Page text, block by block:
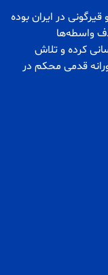
وقیرگونی در ایران بوده
واسطه‌ها
کرده و تلاش
قدمی محکم در